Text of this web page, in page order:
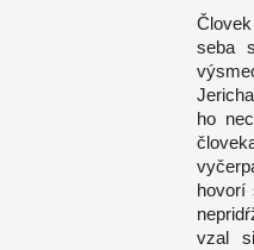
seba
ho
hovorí
vzal